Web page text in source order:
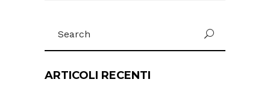
for:
ARTICOLI RECENTI